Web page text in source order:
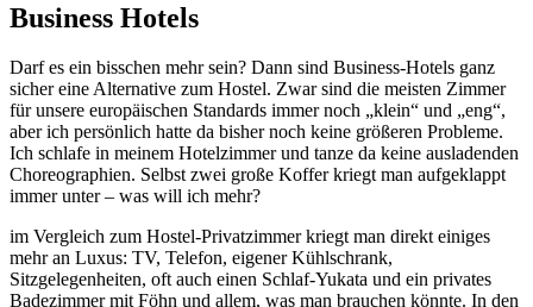
Business Hotels
Darf es ein bisschen mehr sein? Dann sind Business-Hotels ganz
sicher eine Alternative zum Hostel. Zwar sind die meisten Zimmer
für unsere europäischen Standards immer noch „klein“ und „eng“,
aber ich persönlich hatte da bisher noch keine größeren Probleme.
Ich schlafe in meinem Hotelzimmer und tanze da keine ausladenden
Choreographien. Selbst zwei große Koffer kriegt man aufgeklappt
immer unter – was will ich mehr?
im Vergleich zum Hostel-Privatzimmer kriegt man direkt einiges
mehr an Luxus: TV, Telefon, eigener Kühlschrank,
Sitzgelegenheiten, oft auch einen Schlaf-Yukata und ein privates
Badezimmer mit Föhn und allem, was man brauchen könnte. In den